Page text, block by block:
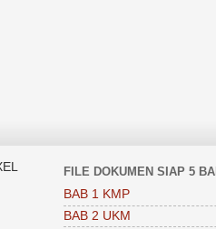
FILE DOKUMEN SIAP 5
BAB 1 KMP
BAB 2 UKM